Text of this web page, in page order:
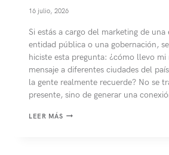
16 julio, 2026
Si estás a cargo del marketing de una
entidad pública o una gobernación,
hiciste esta pregunta: ¿cómo llevo mi
mensaje a diferentes ciudades del
la gente realmente recuerde? No se
presente, sino de generar una
LEER MÁS¿QUÉ